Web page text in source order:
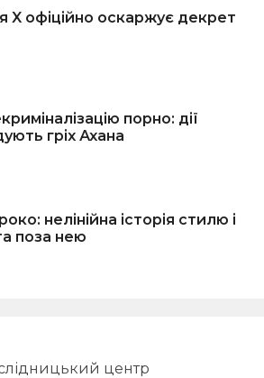
X офіційно оскаржує декрет
порно: дії
гріх Ахана
нелінійна історія стилю і
поза нею
центр